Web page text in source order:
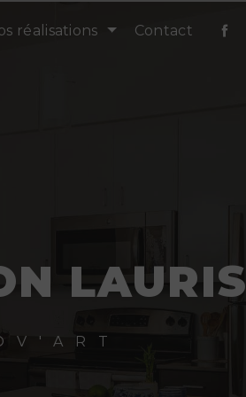
réalisations Contact
LAURIS